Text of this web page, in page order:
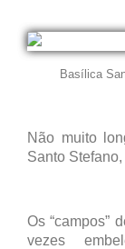
Basílica
Não muito
Santo
Os “campos”
vezes